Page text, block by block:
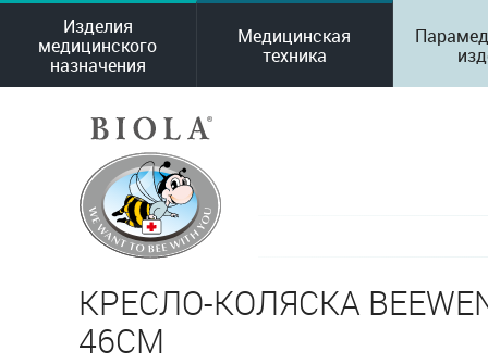
Изделия
медицинского
назначения
Медицинская
техника
КРЕСЛО-КОЛЯСКА
46СМ